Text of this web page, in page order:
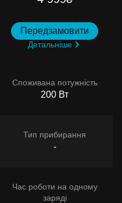
Передзамовити
Детальніше
Споживана потужність
200 Вт
Тип прибирання
-
Час роботи на одному
заряді